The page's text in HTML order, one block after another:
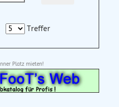
Treffer
Platz mieten!